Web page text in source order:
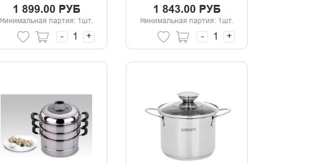
1 899.00 РУБ
Минимальная партия: 1шт.
- +
1 843.00 РУБ
Минимальная партия: 1шт.
- +